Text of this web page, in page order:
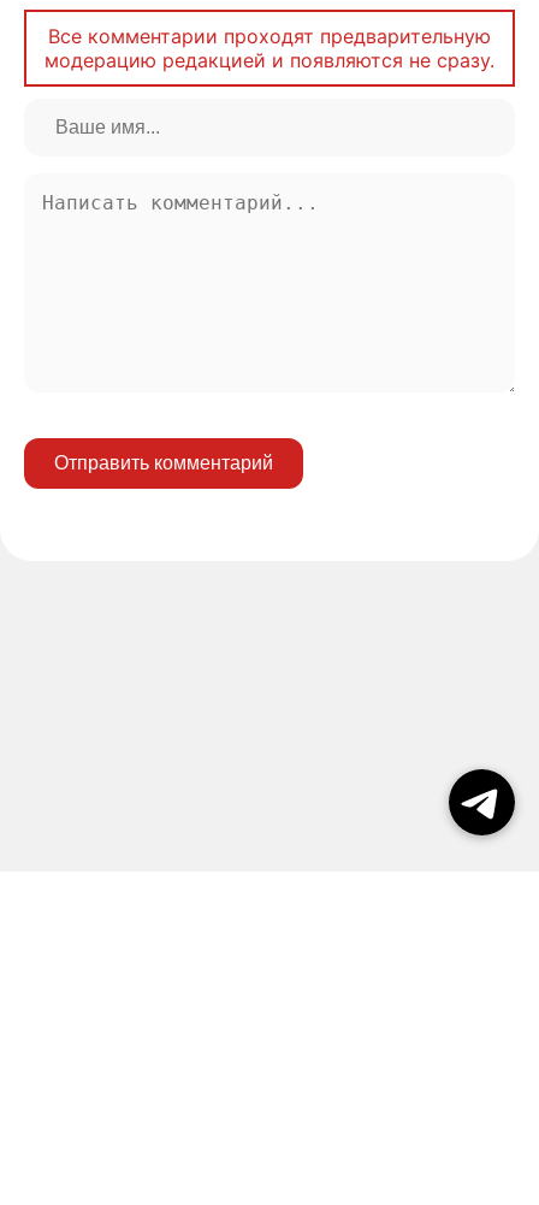
Все комментарии проходят предварительную
модерацию редакцией и появляются не сразу.
Отправить комментарий